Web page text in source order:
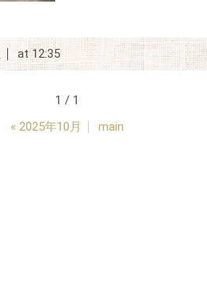
at 12:35
1 / 1
« 2025年10月 main